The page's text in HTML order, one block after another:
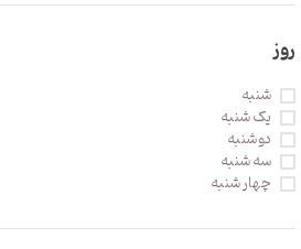
روز
شنبه
یک شنبه
دو شنبه
سه شنبه
چهار شنبه